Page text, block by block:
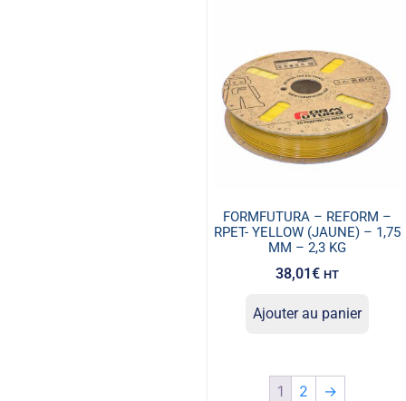
FORMFUTURA – REFORM –
RPET- YELLOW (JAUNE) – 1,75
MM – 2,3 KG
38,01€ HT
Ajouter au panier
1 2 →